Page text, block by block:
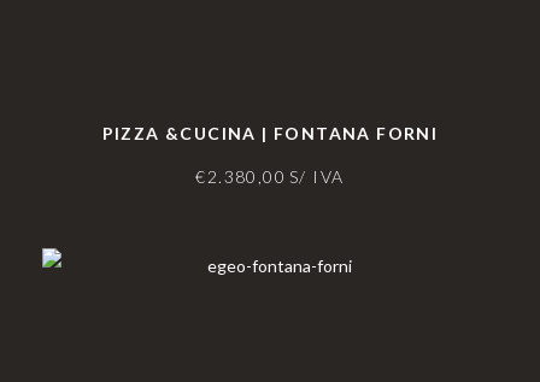
PIZZA &CUCINA | FONTANA FORNI
€2.380,00 S/ IVA